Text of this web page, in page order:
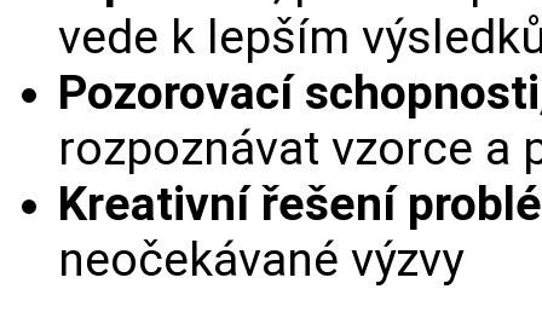
vede k lepším
Pozorovací schopnosti
rozpoznávat vzorce a
Kreativní řešení
neočekávané výzvy